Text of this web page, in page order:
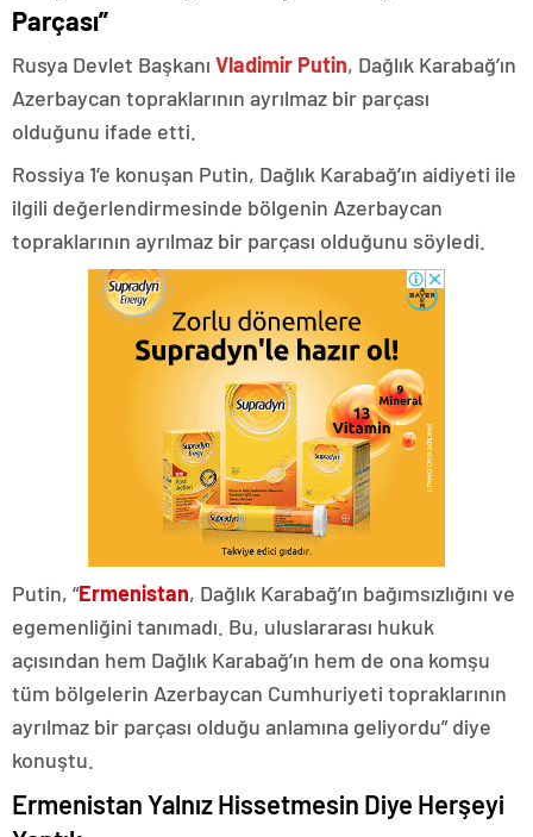
Parçası”
Rusya Devlet Başkanı Vladimir Putin, Dağlık Karabağ’ın
Azerbaycan topraklarının ayrılmaz bir parçası
olduğunu ifade etti.
Rossiya 1’e konuşan Putin, Dağlık Karabağ’ın aidiyeti ile
ilgili değerlendirmesinde bölgenin Azerbaycan
topraklarının ayrılmaz bir parçası olduğunu söyledi.
Putin, “Ermenistan, Dağlık Karabağ’ın bağımsızlığını ve
egemenliğini tanımadı. Bu, uluslararası hukuk
açısından hem Dağlık Karabağ’ın hem de ona komşu
tüm bölgelerin Azerbaycan Cumhuriyeti topraklarının
ayrılmaz bir parçası olduğu anlamına geliyordu” diye
konuştu.
Ermenistan Yalnız Hissetmesin Diye Herşeyi